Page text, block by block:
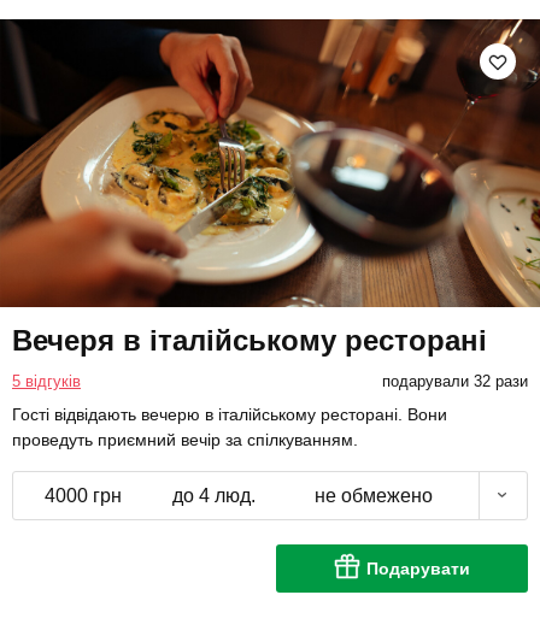
Вечеря в італійському ресторані
5 відгуків подарували 32 рази
Гості відвідають вечерю в італійському ресторані. Вони
проведуть приємний вечір за спілкуванням.
4000 грн до 4 люд. не обмежено
Подарувати